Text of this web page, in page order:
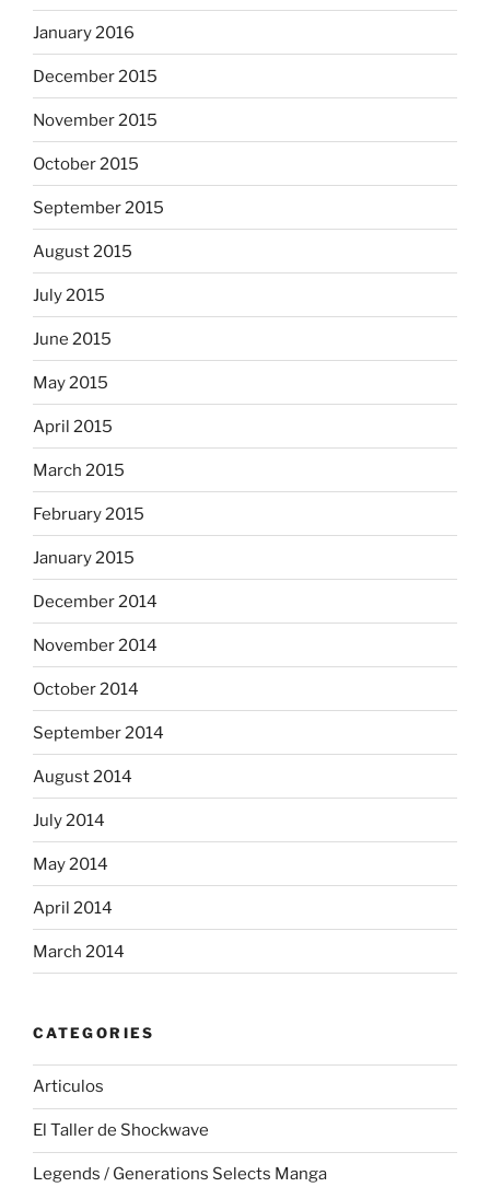
January 2016
December 2015
November 2015
October 2015
September 2015
August 2015
July 2015
June 2015
May 2015
April 2015
March 2015
February 2015
January 2015
December 2014
November 2014
October 2014
September 2014
August 2014
July 2014
May 2014
April 2014
March 2014
CATEGORIES
Articulos
El Taller de Shockwave
Legends / Generations Selects Manga